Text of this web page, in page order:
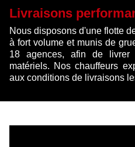
Livraisons
Nous disposons d'une flotte
à fort volume et munis de
18 agences, afin de livrer
matériels. Nos chauffeurs
aux conditions de livraisons